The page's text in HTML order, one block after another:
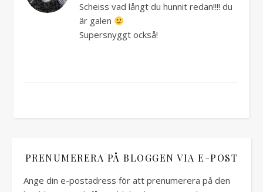
Scheiss vad långt du hunnit redan!!!! du
är galen
Supersnyggt också!
PRENUMERERA PÅ BLOGGEN VIA E-POST
Ange din e-postadress för att prenumerera på den